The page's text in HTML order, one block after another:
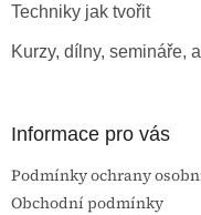
Techniky jak tvořit
Kurzy, dílny, semináře,
Informace pro vás
Podmínky ochrany
Obchodní podmínky